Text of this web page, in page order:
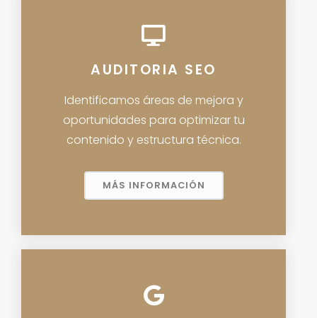
AUDITORIA SEO
Identificamos áreas de mejora y
oportunidades para optimizar tu
contenido y estructura técnica.
MÁS INFORMACIÓN